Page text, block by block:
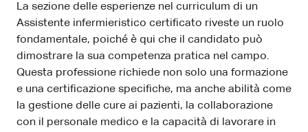
La sezione delle esperienze nel curriculum di un
Assistente infermieristico certificato riveste un ruolo
fondamentale, poiché è qui che il candidato può
dimostrare la sua competenza pratica nel campo.
Questa professione richiede non solo una formazione
e una certificazione specifiche, ma anche abilità come
la gestione delle cure ai pazienti, la collaborazione
con il personale medico e la capacità di lavorare in